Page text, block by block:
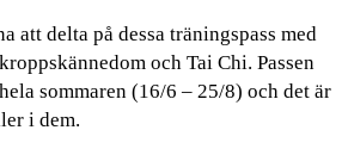
att delta på dessa träningspass med
och Tai Chi. Passen
sommaren (16/6 – 25/8) och det är
i dem.